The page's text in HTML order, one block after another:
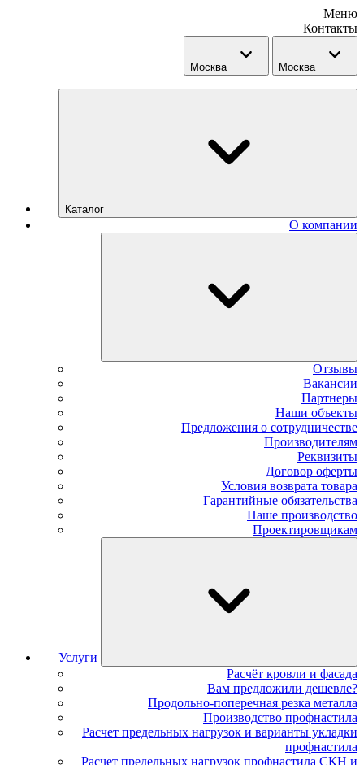
Меню
Контакты
Москва Москва
Каталог
О компании
Отзывы
Вакансии
Партнеры
Наши объекты
Предложения о сотрудничестве
Производителям
Реквизиты
Договор оферты
Условия возврата товара
Гарантийные обязательства
Наше производство
Проектировщикам
Услуги
Расчёт кровли и фасада
Вам предложили дешевле?
Продольно-поперечная резка металла
Производство профнастила
Расчет предельных нагрузок и варианты укладки
профнастила
Расчет предельных нагрузок профнастила СКН и